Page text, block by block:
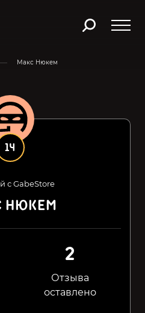
Макс Нюкем
14
с GabeStore
НЮКЕМ
2
Отзыва
оставлено